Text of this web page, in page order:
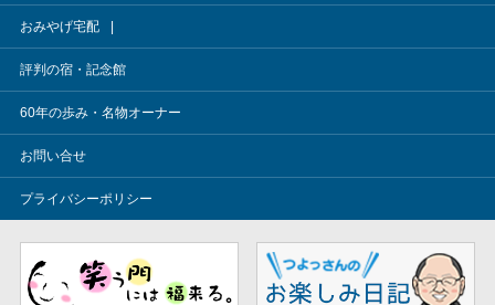
おみやげ宅配
評判の宿・記念館
60年の歩み・名物オーナー
お問い合せ
プライバシーポリシー